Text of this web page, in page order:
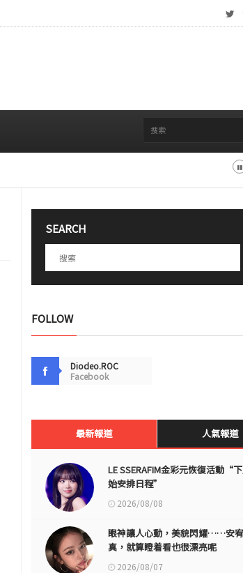
SEARCH
FOLLOW
Diodeo.ROC
Facebook
最新報道 人氣報道
LE SSERAFIM金彩元恢復活動“
始安排日程”
2026/08/08
眼神讓人心動，美貌閃耀……安宥
真，就算瞪着看也很漂亮呢
2026/08/07